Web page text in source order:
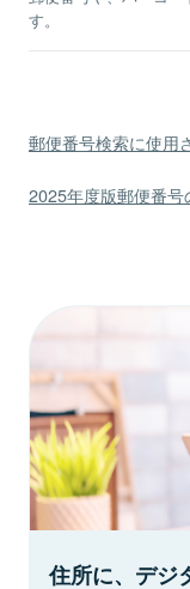
す。
郵便番号検索に使用
2025年度版郵便番号
住所に、デジ